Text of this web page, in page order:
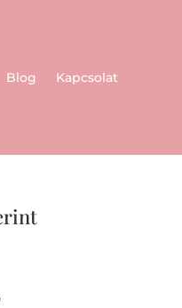
Blog Kapcsolat